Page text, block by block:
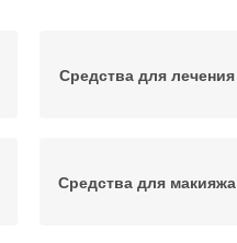
Средства для лечения
Средства для макияжа